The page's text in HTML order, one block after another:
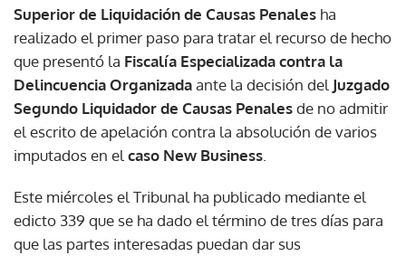
Superior de Liquidación de Causas Penales ha
realizado el primer paso para tratar el recurso de hecho
que presentó la Fiscalía Especializada contra la
Delincuencia Organizadaante la decisión del Juzgado
Segundo Liquidador de Causas Penalesde no admitir
el escrito de apelación contra la absolución de varios
imputados en el caso New Business
Este miércoles el Tribunal ha publicado mediante el
edicto 339 que se ha dado el término de tres días para
que las partes interesadas puedan dar sus